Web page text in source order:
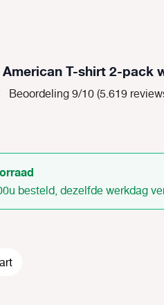
T-shirt 2-pack
Beoordeling 9/10 (5.619
besteld, dezelfde werkdag